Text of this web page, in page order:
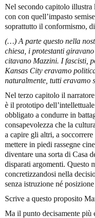
Nel secondo capitolo
con con quell’impasto
soprattutto il conformismo,
(…) A parte questo nella
chiesa, i protestanti
citavano Mazzini. I fascisti,
Kansas City eravamo
naturalmente, tutti eravamo
Nel terzo capitolo il
è il prototipo
obbligato a condurre in
consapevolezza che la
a capire gli altri, a
mettere in piedi rassegne
diventare una sorta di Casa
disparati argomenti. Questo
concretizzandosi nella
senza istruzione né
Scrive a questo proposito
Ma il punto decisamente più